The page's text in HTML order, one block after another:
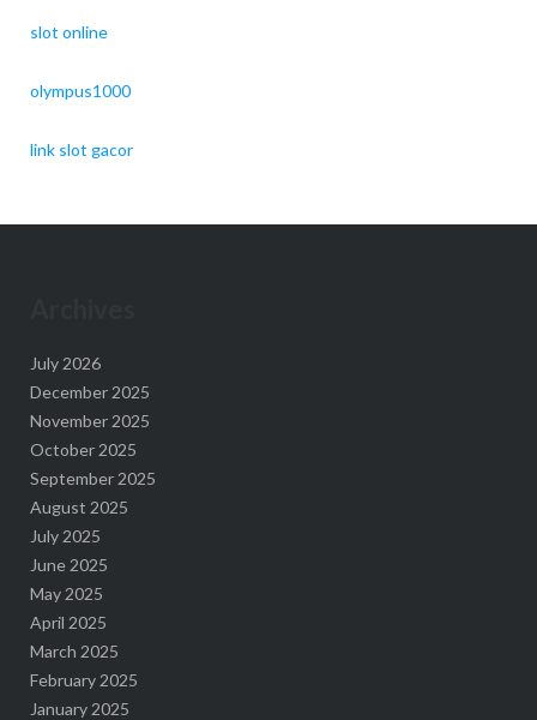
slot online
olympus1000
link slot gacor
July 2026
December 2025
November 2025
October 2025
September 2025
August 2025
July 2025
June 2025
May 2025
April 2025
March 2025
February 2025
January 2025